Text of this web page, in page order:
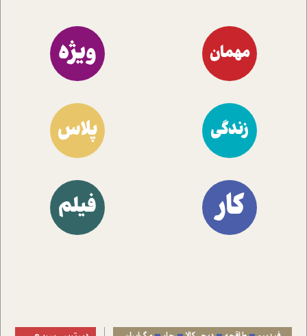
مهمان ویژه
زندگی پلاس
کار فیلم